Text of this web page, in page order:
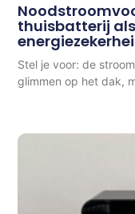
thuisbatterij
Stel je voor: de
glimmen op het dak,